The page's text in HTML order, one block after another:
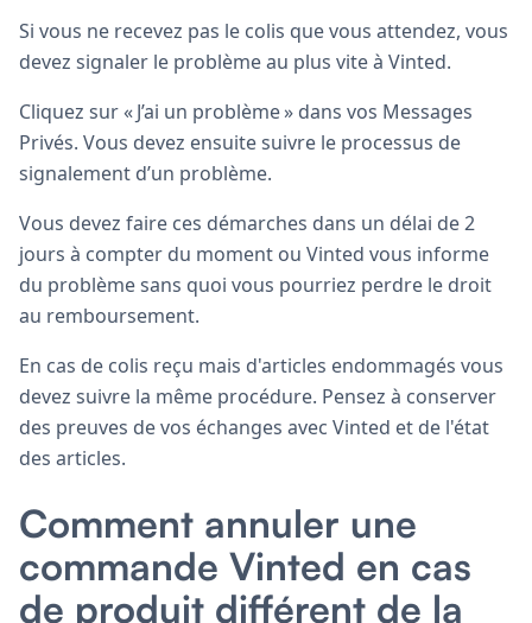
Si vous ne recevez pas le colis que vous attendez, vous
devez signaler le problème au plus vite à Vinted.
Cliquez sur « J’ai un problème » dans vos Messages
Privés. Vous devez ensuite suivre le processus de
signalement d’un problème.
Vous devez faire ces démarches dans un délai de 2
jours à compter du moment ou Vinted vous informe
du problème sans quoi vous pourriez perdre le droit
au remboursement.
En cas de colis reçu mais d'articles endommagés vous
devez suivre la même procédure. Pensez à conserver
des preuves de vos échanges avec Vinted et de l'état
des articles.
Comment annuler une
commande Vinted en cas
de produit différent de la